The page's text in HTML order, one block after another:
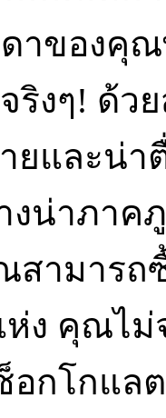
าของคุ
ริงๆ! ด้ว
ยและน่
งน่าภาค
ามารถ
ง คุณไม่
ช็อกโกแ